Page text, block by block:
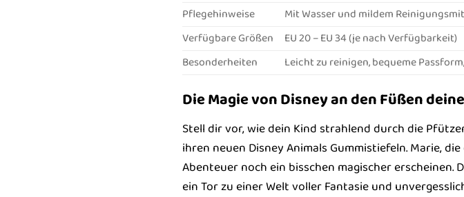
Pflegehinweise
Mit Wasser und mildem
Verfügbare Größen
EU 20 – EU 34 (je nach Verfügbarkeit)
Besonderheiten
Leicht zu reinigen, bequeme
Die Magie von Disney an den Füßen
Stell dir vor, wie dein Kind strahlend durch die
ihren neuen Disney Animals Gummistiefeln. Marie,
Abenteuer noch ein bisschen magischer
ein Tor zu einer Welt voller Fantasie und